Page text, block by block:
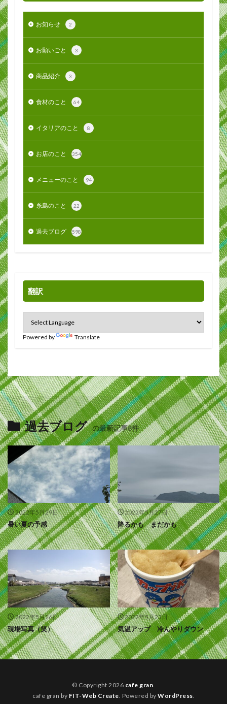
お知らせ 2
お願いごと 3
商品紹介 3
食材のこと 64
イタリアのこと 8
お店のこと 354
メニューのこと 94
糸島のこと 22
過去ブログ 598
翻訳
Powered by Translate
過去ブログ の最新記事8件
2022年5月29日
暑い夏の予感
2022年5月27日
降るかも まだかも
2022年5月26日
現場写真（笑）
2022年5月23日
気温アップ 冷んやりダウン
© Copyright 2026 cafe gran
cafe gran by FIT-Web Create . Powered by WordPress